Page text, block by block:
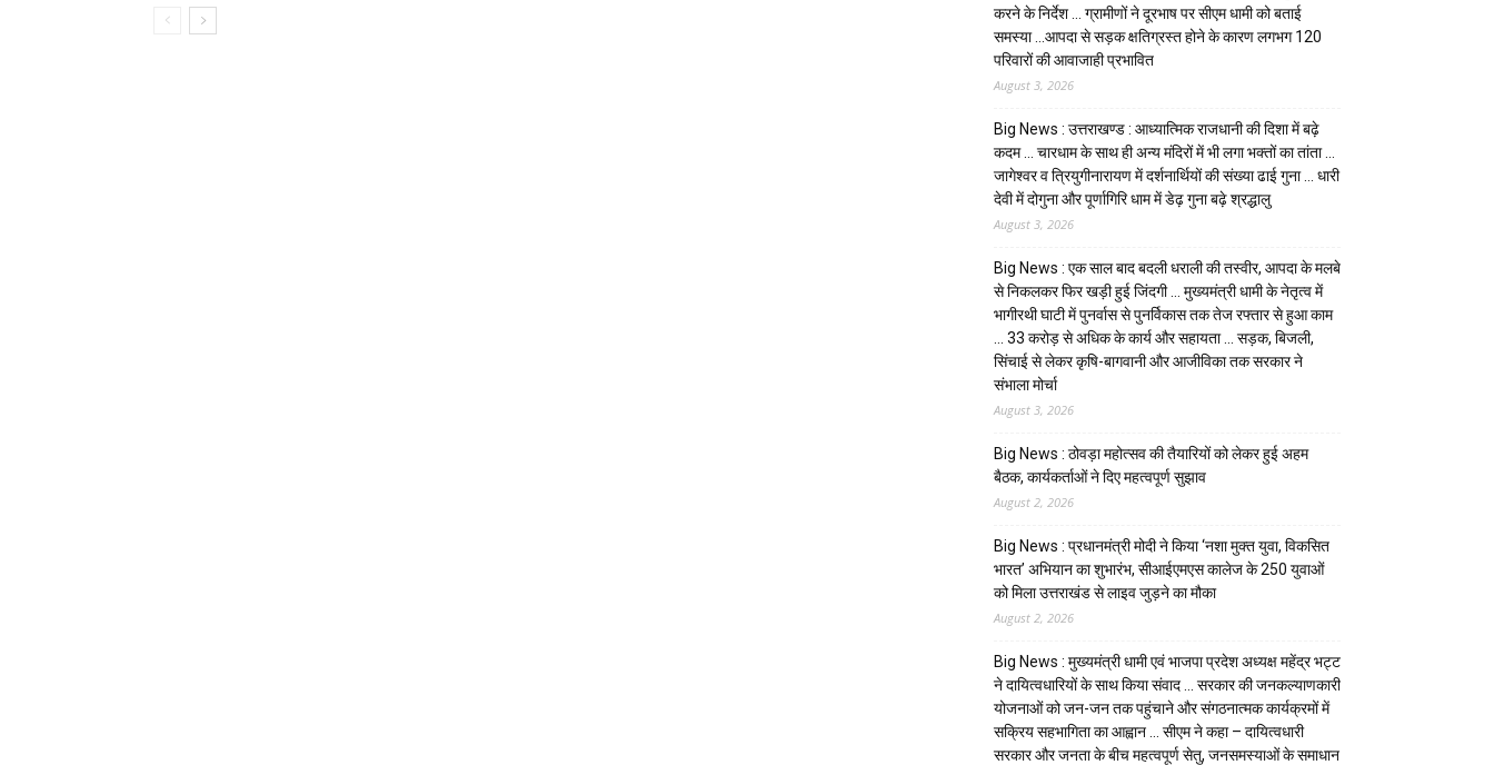
करने के निर्देश … ग्रामीणों ने दूरभाष पर सीएम धामी को बताई
समस्या …आपदा से सड़क क्षतिग्रस्त होने के कारण लगभग 120
परिवारों की आवाजाही प्रभावित
August 3, 2026
Big News : उत्तराखण्ड : आध्यात्मिक राजधानी की दिशा में बढ़े
कदम … चारधाम के साथ ही अन्य मंदिरों में भी लगा भक्तों का तांता …
जागेश्वर व त्रियुगीनारायण में दर्शनार्थियों की संख्या ढाई गुना … धारी
देवी में दोगुना और पूर्णागिरि धाम में डेढ़ गुना बढ़े श्रद्धालु
August 3, 2026
Big News : एक साल बाद बदली धराली की तस्वीर, आपदा के मलबे
से निकलकर फिर खड़ी हुई जिंदगी … मुख्यमंत्री धामी के नेतृत्व में
भागीरथी घाटी में पुनर्वास से पुनर्विकास तक तेज रफ्तार से हुआ काम
… ₹33 करोड़ से अधिक के कार्य और सहायता … सड़क, बिजली,
सिंचाई से लेकर कृषि-बागवानी और आजीविका तक सरकार ने
संभाला मोर्चा
August 3, 2026
Big News : ठोवड़ा महोत्सव की तैयारियों को लेकर हुई अहम
बैठक, कार्यकर्ताओं ने दिए महत्वपूर्ण सुझाव
August 2, 2026
Big News : प्रधानमंत्री मोदी ने किया ‘नशा मुक्त युवा, विकसित
भारत’ अभियान का शुभारंभ, सीआईएमएस कालेज के 250 युवाओं
को मिला उत्तराखंड से लाइव जुड़ने का मौका
August 2, 2026
Big News : मुख्यमंत्री धामी एवं भाजपा प्रदेश अध्यक्ष महेंद्र भट्ट
ने दायित्वधारियों के साथ किया संवाद … सरकार की जनकल्याणकारी
योजनाओं को जन-जन तक पहुंचाने और संगठनात्मक कार्यक्रमों में
सक्रिय सहभागिता का आह्वान … सीएम ने कहा – दायित्वधारी
सरकार और जनता के बीच महत्वपूर्ण सेतु, जनसमस्याओं के समाधान